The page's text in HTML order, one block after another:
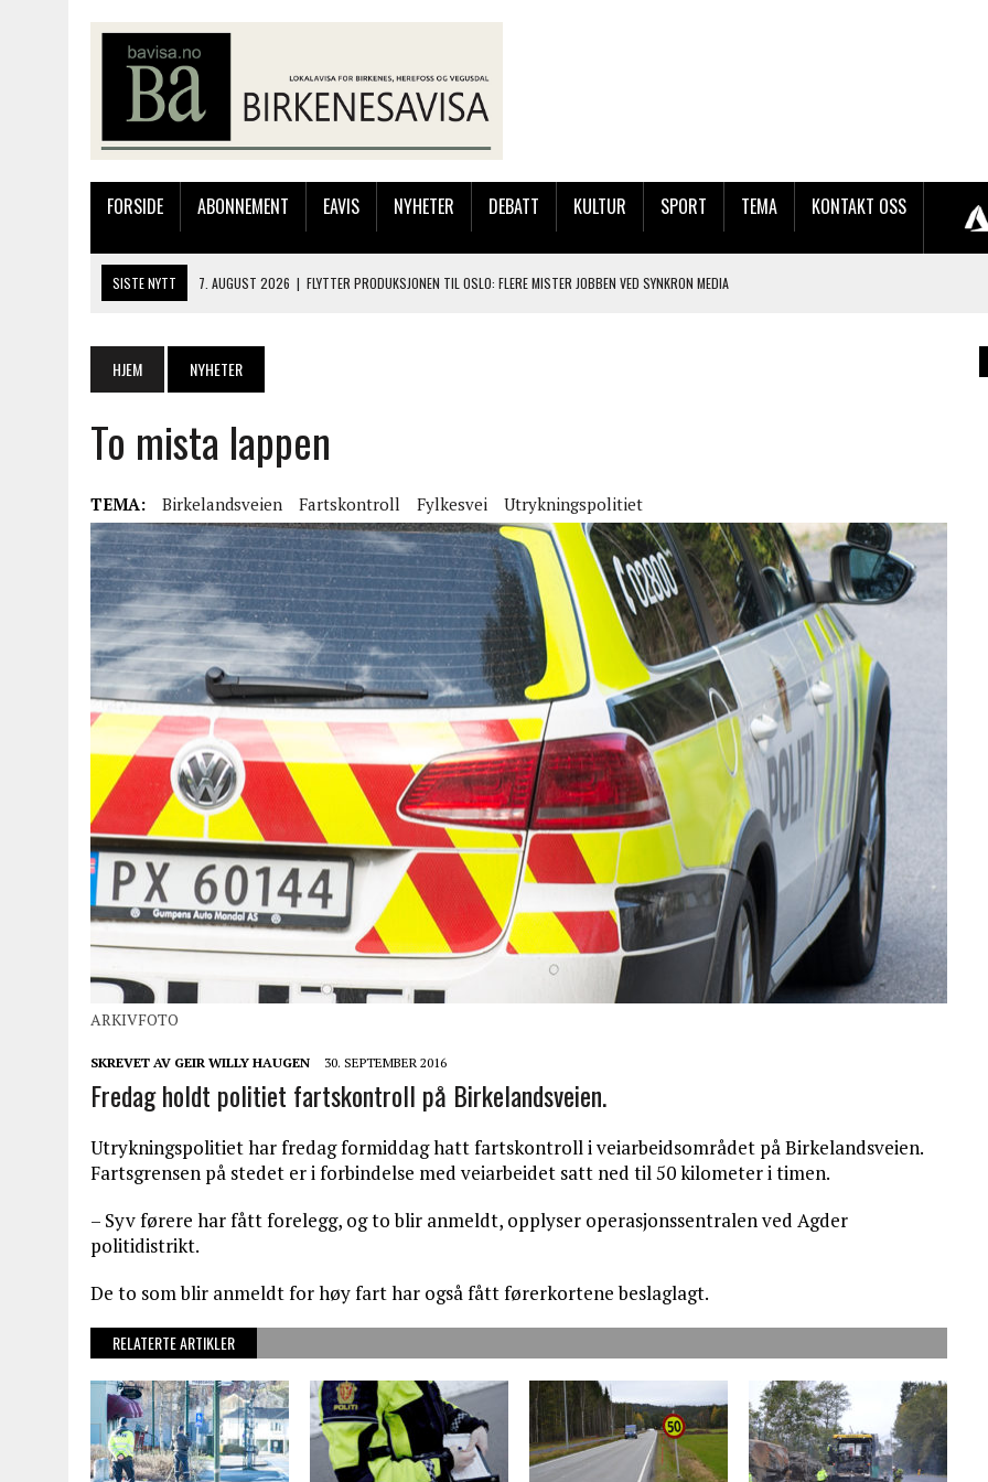
FORSIDE ABONNEMENT EAVIS NYHETER DEBATT KULTUR SPORT TEMA KONTAKT OSS
SISTE NYTT 7. AUGUST 2026 | FLYTTER PRODUKSJONEN TIL OSLO: FLERE MISTER JOBBEN VED SYNKRON MEDIA
6. AUGUST 2026 | SOMMERÅPENT MED NY FRISØRUTSTILLING
6. AUGUST 2026
BYGGING AV FLATBUNNINGER PÅ MUSEET
HJEM NYHETER
To mista lappen
TEMA: Birkelandsveien Fartskontroll Fylkesvei Utrykningspolitiet
ARKIVFOTO
SKREVET AV GEIR WILLY HAUGEN 30. SEPTEMBER 2016
Fredag holdt politiet fartskontroll på Birkelandsveien.
Utrykningspolitiet har fredag formiddag hatt fartskontroll i veiarbeidsområdet på Birkelandsveien.
Fartsgrensen på stedet er i forbindelse med veiarbeidet satt ned til 50 kilometer i timen.
– Syv førere har fått forelegg, og to blir anmeldt, opplyser operasjonssentralen ved Agder
politidistrikt.
De to som blir anmeldt for høy fart har også fått førerkortene beslaglagt.
RELATERTE ARTIKLER